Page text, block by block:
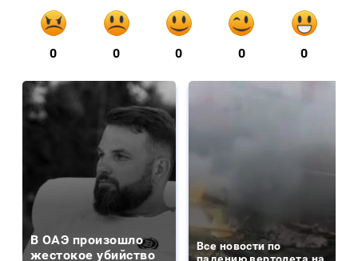
0 0 0 0 0
В ОАЭ произошло
жестокое убийство
Все новости по